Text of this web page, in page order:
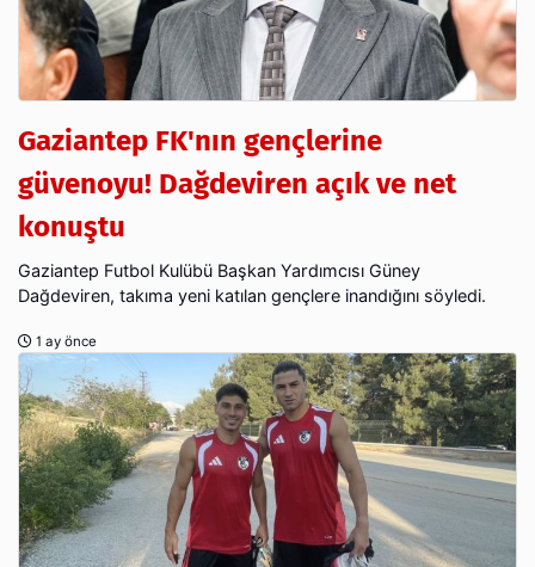
Gaziantep FK'nın gençlerine
güvenoyu! Dağdeviren açık ve net
konuştu
Gaziantep Futbol Kulübü Başkan Yardımcısı Güney
Dağdeviren, takıma yeni katılan gençlere inandığını söyledi.
1 ay önce